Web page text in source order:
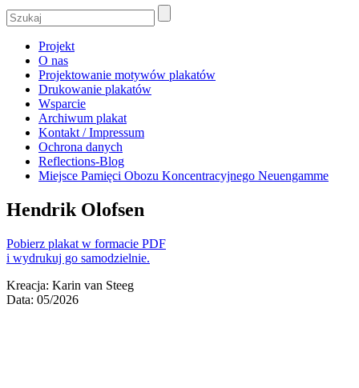
Projekt
O nas
Projektowanie motywów plakatów
Drukowanie plakatów
Wsparcie
Archiwum plakat
Kontakt / Impressum
Ochrona danych
Reflections-Blog
Miejsce Pamięci Obozu Koncentracyjnego Neuengamme
Hendrik Olofsen
Pobierz plakat w formacie PDF
i wydrukuj go samodzielnie.
Kreacja: Karin van Steeg
Data: 05/2026